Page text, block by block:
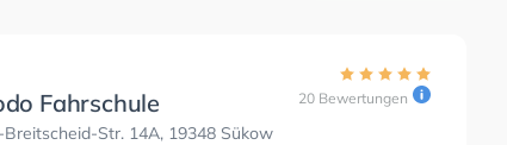
Fahrschule
Breitscheid-Str. 14A, 19348 Sükow
20 Bewertungen